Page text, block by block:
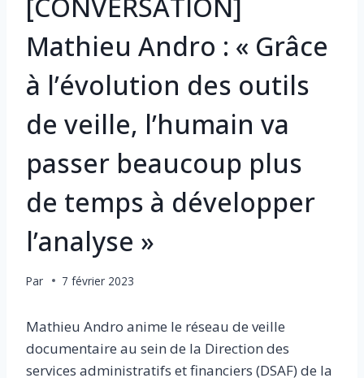
Mathieu Andro : « Grâce
à l’évolution des outils
de veille, l’humain va
passer beaucoup plus
de temps à développer
l’analyse »
Par 7 février 2023
Mathieu Andro anime le réseau de veille
documentaire au sein de la Direction des
services administratifs et financiers (DSAF) de la